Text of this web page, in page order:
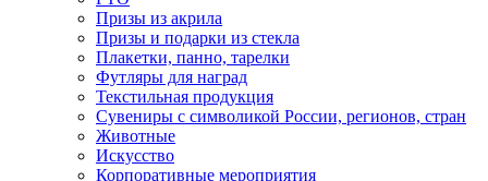
Призы из акрила
Призы и подарки из стекла
Плакетки, панно, тарелки
Футляры для наград
Текстильная продукция
Сувениры с символикой России, регионов, стран
Животные
Искусство
Корпоративные мероприятия